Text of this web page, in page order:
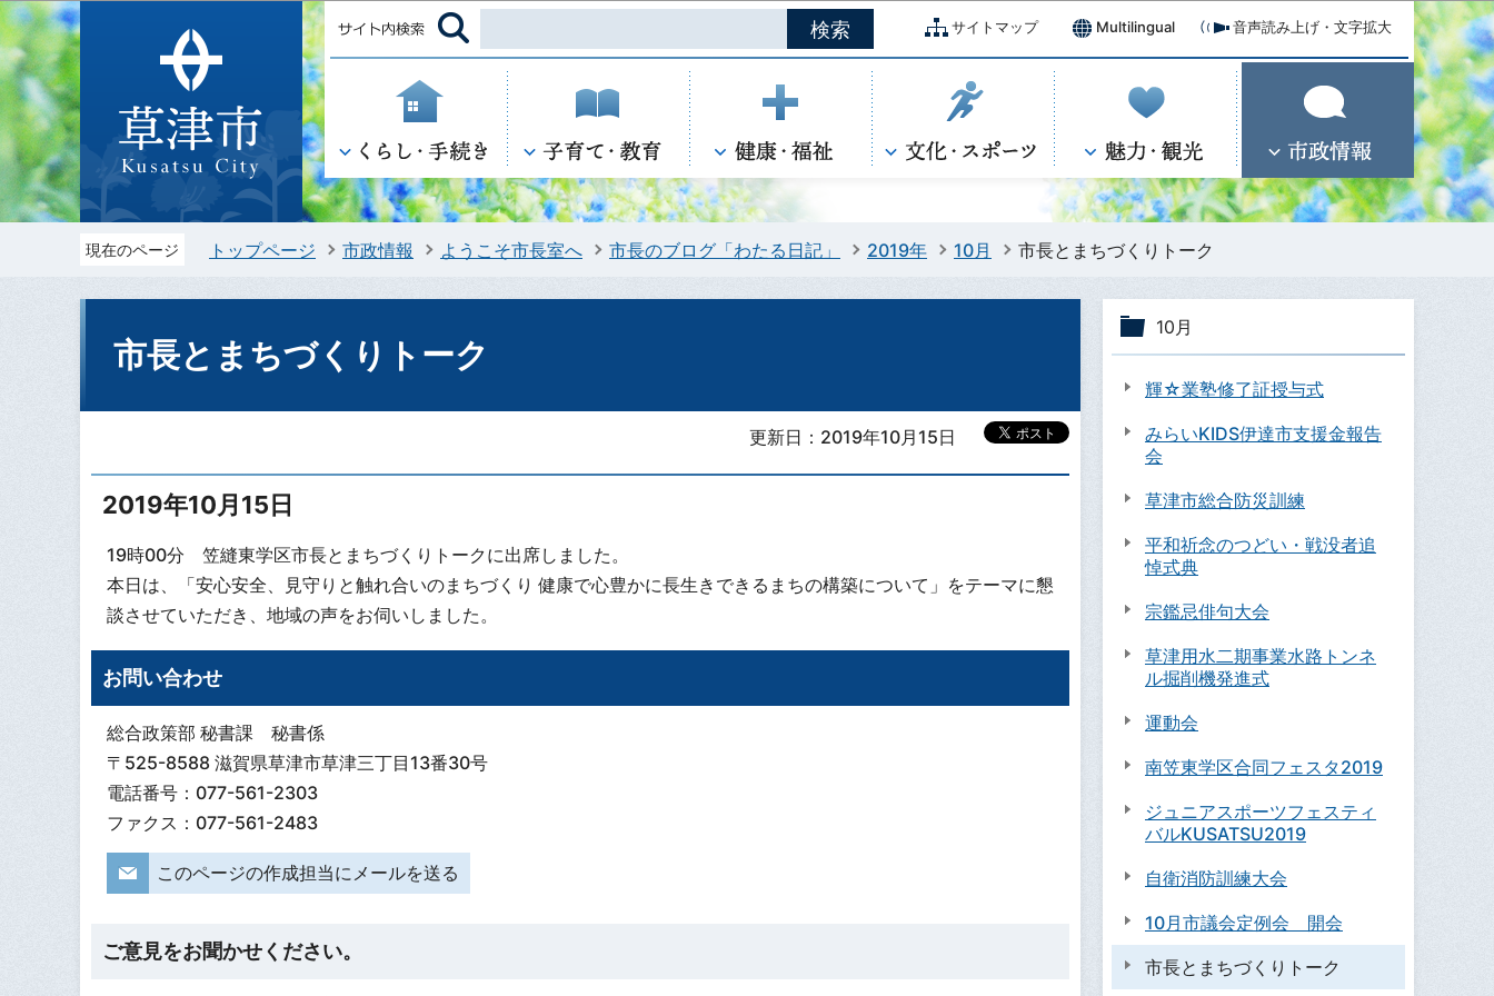
このページの本文へ移動
サイトマップ Multilingual 音声読み上げ・文字拡大
現在のページ トップページ 市政情報 ようこそ市長室へ 市長のブログ「わたる日記」 2019年 10月 市長とまちづくりトーク
市長とまちづくりトーク
更新日：2019年10月15日
2019年10月15日
19時00分 笠縫東学区市長とまちづくりトークに出席しました。
本日は、「安心安全、見守りと触れ合いのまちづくり 健康で心豊かに長生きできるまちの構築について」をテーマに懇
談させていただき、地域の声をお伺いしました。
お問い合わせ
総合政策部 秘書課 秘書係
〒525-8588 滋賀県草津市草津三丁目13番30号
電話番号：077-561-2303
ファクス：077-561-2483
このページの作成担当にメールを送る
ご意見をお聞かせください。
10月
輝☆業塾修了証授与式
みらいKIDS伊達市支援金報告
会
草津市総合防災訓練
平和祈念のつどい・戦没者追
悼式典
宗鑑忌俳句大会
草津用水二期事業水路トンネ
ル掘削機発進式
運動会
南笠東学区合同フェスタ2019
ジュニアスポーツフェスティ
バルKUSATSU2019
自衛消防訓練大会
10月市議会定例会 開会
市長とまちづくりトーク